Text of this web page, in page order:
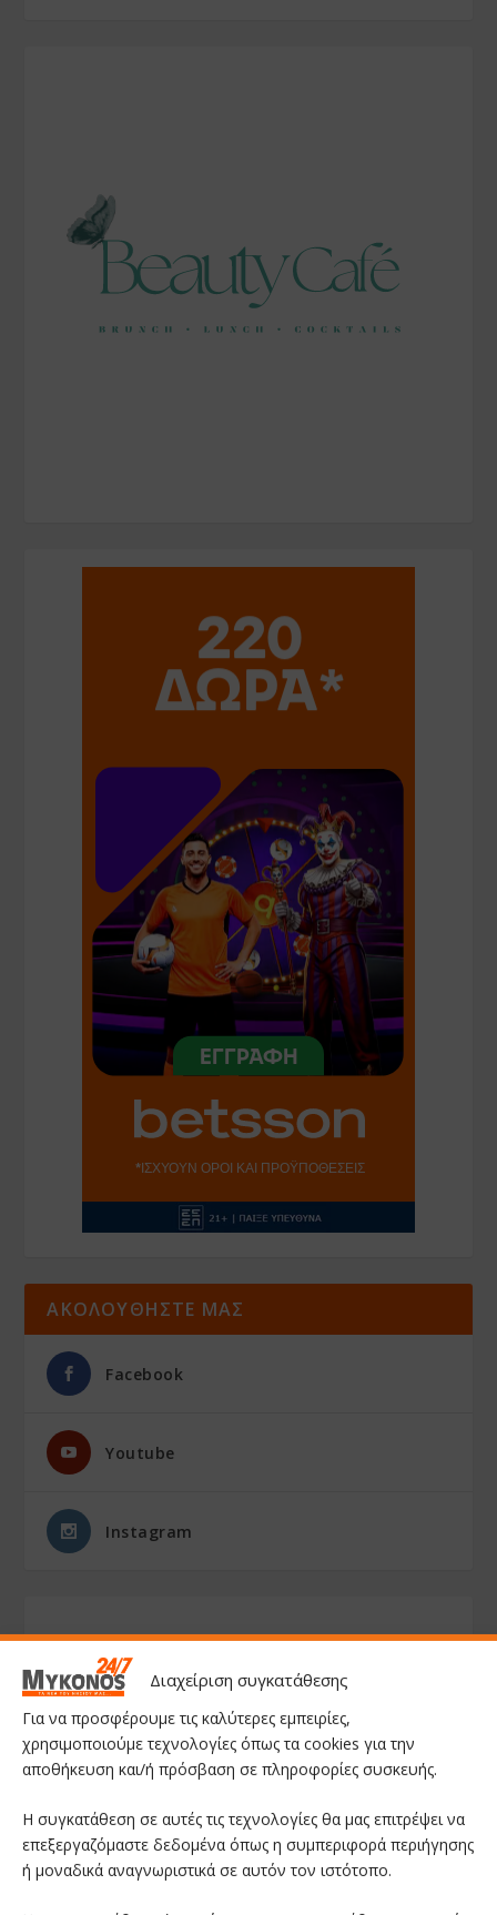
Διαχείριση συγκατάθεσης
Για να προσφέρουμε τις καλύτερες εμπειρίες,
χρησιμοποιούμε τεχνολογίες όπως τα cookies για την
αποθήκευση και/ή πρόσβαση σε πληροφορίες συσκευής.
Η συγκατάθεση σε αυτές τις τεχνολογίες θα μας επιτρέψει να
επεξεργαζόμαστε δεδομένα όπως η συμπεριφορά περιήγησης
ή μοναδικά αναγνωριστικά σε αυτόν τον ιστότοπο.
ΑΚΟΛΟΥΘΗΣΤΕ ΜΑΣ
Facebook
Youtube
Instagram